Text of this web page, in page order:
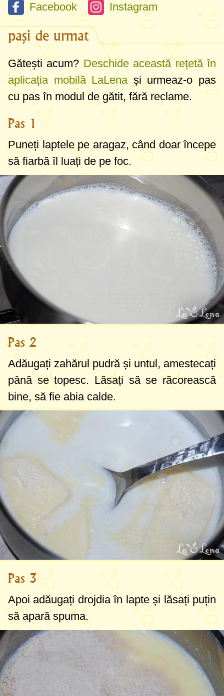
Facebook Instagram
pași de urmat
Gătești acum? Deschide această rețetă în
aplicația mobilă LaLenași urmeaz-o pas
cu pas în modul de gătit, fără reclame.
Pas 1
Puneți laptele pe aragaz, când doar începe
să fiarbă îl luați de pe foc.
Pas 2
Adăugați zahărul pudră și untul, amestecați
până se topesc. Lăsați să se răcorească
bine, să fie abia calde.
Pas 3
Apoi adăugați drojdia în lapte și lăsați puțin
să apară spuma.